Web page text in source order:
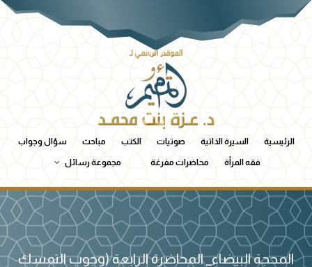
الرئيسية السيرة الذاتية صوتيات الكتب مباحث سؤال وجواب
فقه المرأة محاضرات مفرغة مجموعة رسائل
المحجة البيضاء_ المحاضرة الرابعة (وجوب التمسك